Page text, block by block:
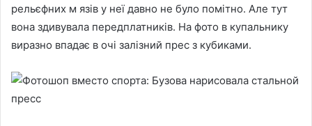
рельєфних м язів у неї давно не було помітно. Але тут
вона здивувала передплатників. На фото в купальнику
виразно впадає в очі залізний прес з кубиками.